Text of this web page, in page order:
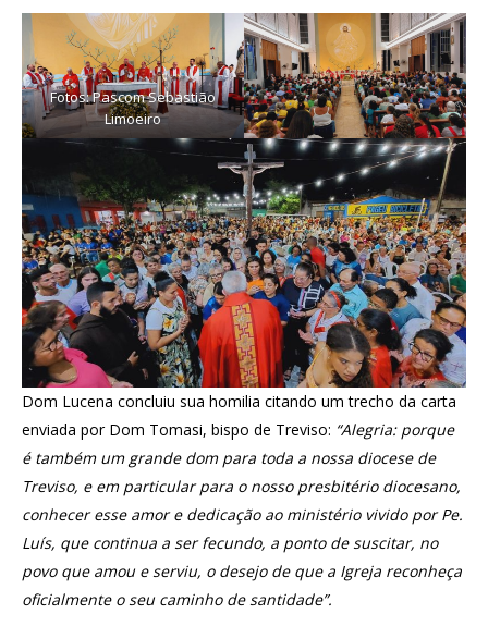
Fotos: Pascom Sebastião
Limoeiro
Dom Lucena concluiu sua homilia citando um trecho da carta
enviada por Dom Tomasi, bispo de Treviso: “Alegria: porque
é também um grande dom para toda a nossa diocese de
Treviso, e em particular para o nosso presbitério diocesano,
conhecer esse amor e dedicação ao ministério vivido por Pe.
Luís, que continua a ser fecundo, a ponto de suscitar, no
povo que amou e serviu, o desejo de que a Igreja reconheça
oficialmente o seu caminho de santidade”.